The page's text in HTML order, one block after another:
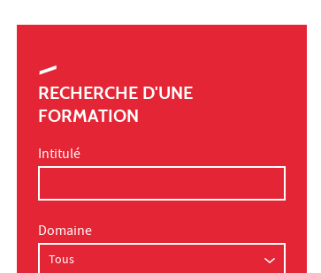
RECHERCHE D'UNE
FORMATION
Intitulé
Domaine